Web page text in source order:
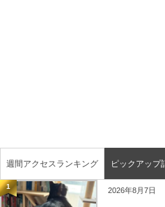
週間アクセスランキング ピックアップ
1 2026年8月7日